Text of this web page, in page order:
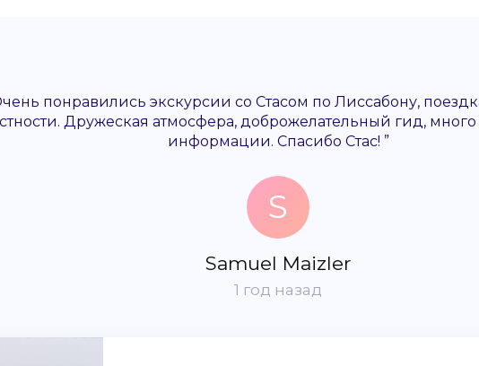
понравились экскурсии со Стасом по Лиссабону,
Дружеская атмосфера, доброжелательный гид, много
информации. Спасибо Стас! ”
S
Samuel Maizler
1 год назад